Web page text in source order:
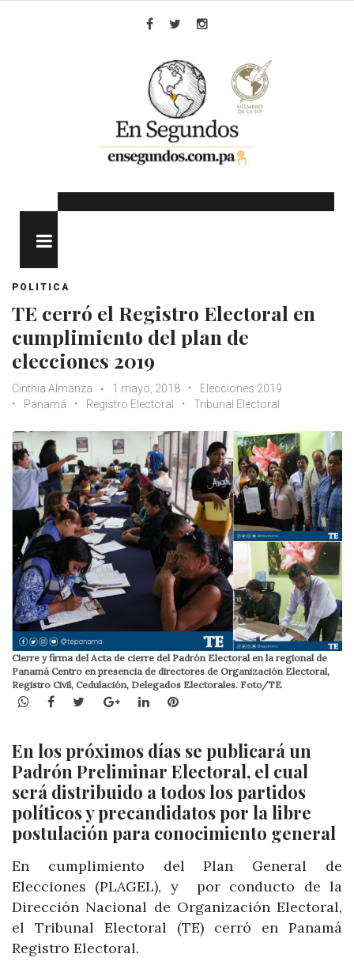
POLITICA
TE cerró el Registro Electoral en
cumplimiento del plan de
elecciones 2019
Cinthia Almanza 1 mayo, 2018
Elecciones 2019
Panamá
Registro Electoral Tribunal Electoral
Cierre y firma del Acta de cierre del Padrón Electoral en la regional de
Panamá Centro en presencia de directores de Organización Electoral,
Registro Civil, Cedulación, Delegados Electorales. Foto/TE
WhatsApp
Facebook
TwitterGoogle+LinkedInPinterest
En los próximos días se publicará un
Padrón Preliminar Electoral, el cual
será distribuido a todos los partidos
políticos y precandidatos por la libre
postulación para conocimiento general
En cumplimiento del Plan General de
Elecciones (PLAGEL), y por conducto de la
Dirección Nacional de Organización Electoral,
el Tribunal Electoral (TE) cerró en Panamá
Registro Electoral.